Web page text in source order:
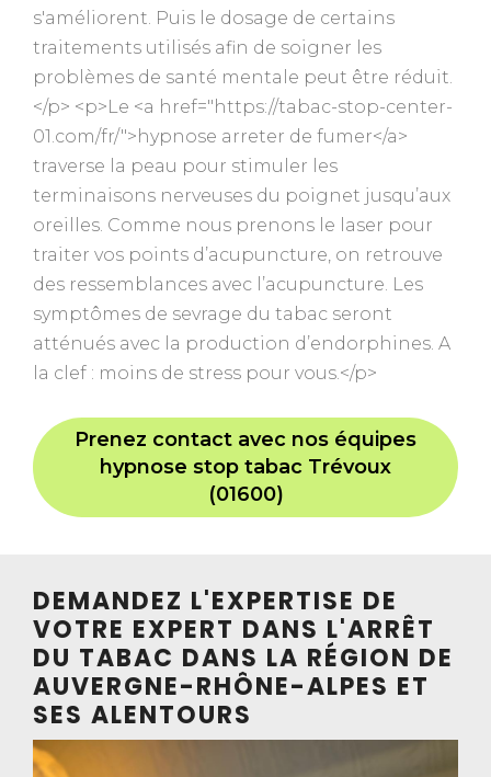
s'améliorent. Puis le dosage de certains
traitements utilisés afin de soigner les
problèmes de santé mentale peut être réduit.
</p> <p>Le <a href="https://tabac-stop-center-
01.com/fr/">hypnose arreter de fumer</a>
traverse la peau pour stimuler les
terminaisons nerveuses du poignet jusqu’aux
oreilles. Comme nous prenons le laser pour
traiter vos points d’acupuncture, on retrouve
des ressemblances avec l’acupuncture. Les
symptômes de sevrage du tabac seront
atténués avec la production d’endorphines. A
la clef : moins de stress pour vous.</p>
Prenez contact avec nos équipes
hypnose stop tabac Trévoux
(01600)
DEMANDEZ L'EXPERTISE DE
VOTRE EXPERT DANS L'ARRÊT
DU TABAC DANS LA RÉGION DE
AUVERGNE-RHÔNE-ALPES ET
SES ALENTOURS